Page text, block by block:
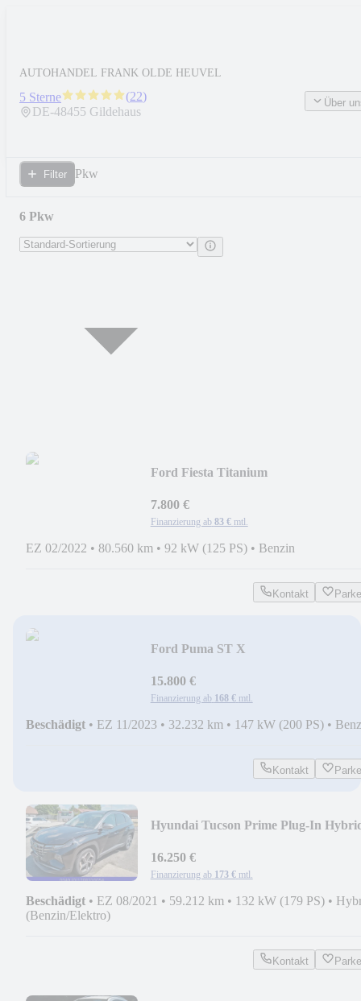
AUTOHANDEL FRANK OLDE HEUVEL
5 Sterne (22)
DE-48455 Gildehaus
Über
Filter Pkw
6 Pkw
Ford Fiesta Titanium
7.800 €
Finanzierung ab 83 € mtl.
EZ 02/2022 • 80.560 km • 92 kW (125 PS) • Benzin
Kontakt
Ford Puma ST X
15.800 €
Finanzierung ab 168 € mtl.
Beschädigt • EZ 11/2023 • 32.232 km • 147 kW (200 PS) •
Kontakt
Hyundai Tucson Prime Plug-In
16.250 €
Finanzierung ab 173 € mtl.
Beschädigt • EZ 08/2021 • 59.212 km • 132 kW (179 PS) •
(Benzin/Elektro)
Kontakt